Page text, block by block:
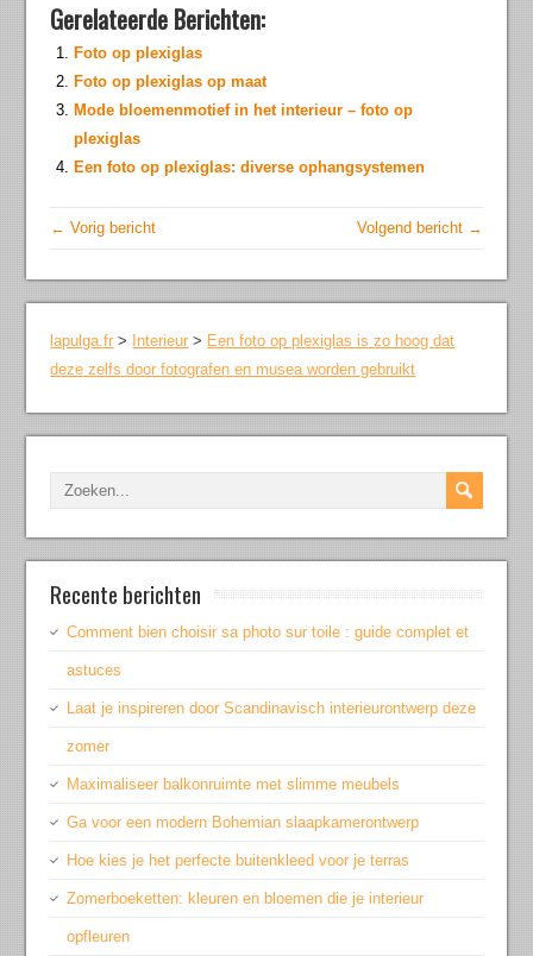
Gerelateerde Berichten:
Foto op plexiglas
Foto op plexiglas op maat
Mode bloemenmotief in het interieur – foto op
plexiglas
Een foto op plexiglas: diverse ophangsystemen
← Vorig bericht Volgend bericht →
lapulga.fr > Interieur > Een foto op plexiglas is zo hoog dat
deze zelfs door fotografen en musea worden gebruikt
Recente berichten
Comment bien choisir sa photo sur toile : guide complet et
astuces
Laat je inspireren door Scandinavisch interieurontwerp deze
zomer
Maximaliseer balkonruimte met slimme meubels
Ga voor een modern Bohemian slaapkamerontwerp
Hoe kies je het perfecte buitenkleed voor je terras
Zomerboeketten: kleuren en bloemen die je interieur
opfleuren